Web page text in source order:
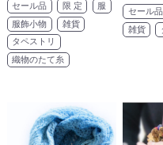
セール品 限 定
服
服飾小物
雑貨
タペストリ
織物のたて糸
セール品
雑貨